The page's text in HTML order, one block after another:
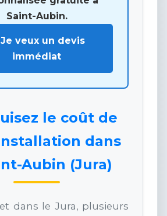
Saint-Aubin.
Je veux un devis
immédiat
le coût de
dans
Aubin (Jura)
dans le Jura, plusieurs